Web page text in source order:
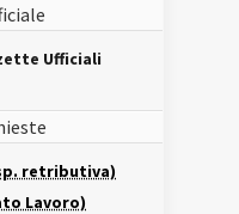
Ufficiali
retributiva)
Lavoro)